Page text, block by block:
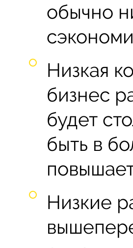
обычно
Низкая
бизнес
будет
быть в
Низкие